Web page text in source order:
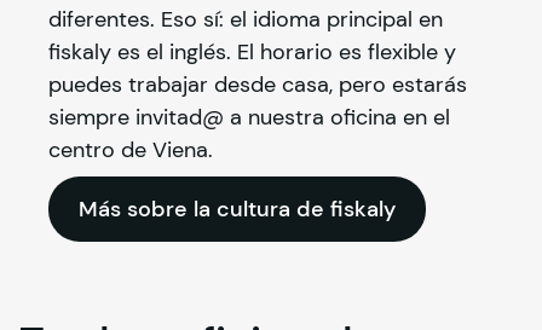
fiskaly es el inglés. El horario es flexible y
puedes trabajar desde casa, pero estarás
siempre invitad@ a nuestra oficina en el
centro de Viena.
Más sobre la cultura de fiskaly